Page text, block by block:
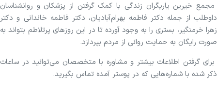
مجمع خیرین یاریگران زندگی با کمک گرفتن از پزشکان و روانشناسان
داوطلب از جمله دکتر فاطمه بهرام‌آبادیان، دکتر فاطمه خاندانی و دکتر
زهرا خرمنگیر‌، بستری را به وجود آورده تا در این روزهای پرتلاطم بتواند به
صورت رایگان به حمایت روانی از مردم بپردازد.
برای گرفتن اطلاعات بیشتر و مشاوره با متخصصان می‌توانید در ساعات
ذکر شده با شماره‌هایی که در پوستر آمده تماس بگیرید.